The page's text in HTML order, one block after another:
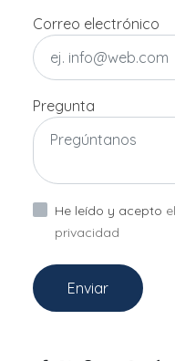
Correo electrónico
Pregunta
He leído y acepto
privacidad
Enviar